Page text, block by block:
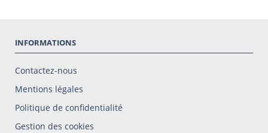
INFORMATIONS
Contactez-nous
Mentions légales
Politique de confidentialité
Gestion des cookies